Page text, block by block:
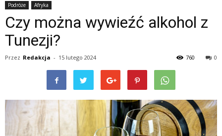
Podróże Afryka
Czy można wywieźć alkohol z
Tunezji?
Przez Redakcja - 15 lutego 2024 0
760